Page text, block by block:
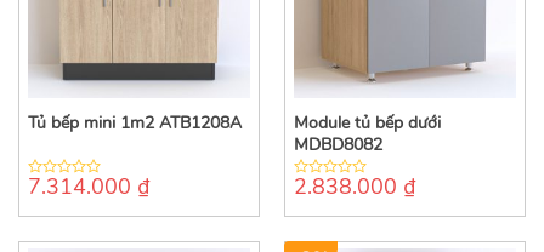
Tủ bếp mini 1m2 ATB1208A
0
of
7.314.000 ₫
Module tủ bếp dưới
MDBD8082
0
of
2.838.000 ₫